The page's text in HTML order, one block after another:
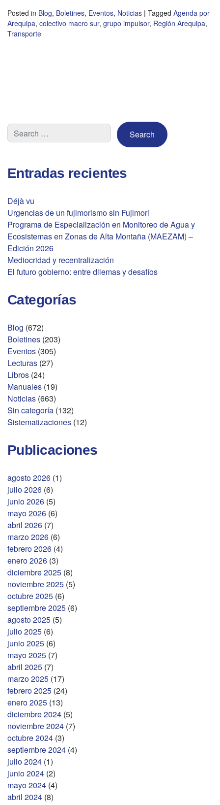
Posted in Blog, Boletines, Eventos, Noticias | Tagged Agenda por
Arequipa, colectivo macro sur, grupo impulsor, Región Arequipa,
Transporte
Entradas recientes
Déjà vu
Urgencias de un fujimorismo sin Fujimori
Programa de Especialización en Monitoreo de Agua y
Ecosistemas en Zonas de Alta Montaña (MAEZAM) –
Edición 2026
Mediocridad y recentralización
El futuro gobierno: entre dilemas y desafíos
Categorías
Blog (672)
Boletines (203)
Eventos (305)
Lecturas (27)
Libros (24)
Manuales (19)
Noticias (663)
Sin categoría (132)
Sistematizaciones (12)
Publicaciones
agosto 2026 (1)
julio 2026 (6)
junio 2026 (5)
mayo 2026 (6)
abril 2026 (7)
marzo 2026 (6)
febrero 2026 (4)
enero 2026 (3)
diciembre 2025 (8)
noviembre 2025 (5)
octubre 2025 (6)
septiembre 2025 (6)
agosto 2025 (5)
julio 2025 (6)
junio 2025 (6)
mayo 2025 (7)
abril 2025 (7)
marzo 2025 (17)
febrero 2025 (24)
enero 2025 (13)
diciembre 2024 (5)
noviembre 2024 (7)
octubre 2024 (3)
septiembre 2024 (4)
julio 2024 (1)
junio 2024 (2)
mayo 2024 (4)
abril 2024 (8)